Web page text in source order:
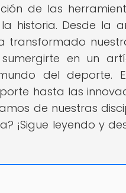
de las
historia. Desde la
en un
del deporte.
hasta las
de nuestras
¡Sigue leyendo y